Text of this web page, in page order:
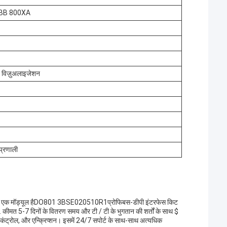
800XA
विज़ुअलाइजेशन
एक मॉड्यूल हैDO801 3BSE020510R1प्रोफिबस-डीपी इंटरफेस किट
5-7 दिनों के वितरण समय और टी / टी के भुगतान की शर्तों के साथ $
और एन्क्रिप्शन। इसमें 24/7 सपोर्ट के साथ-साथ अत्यधिक